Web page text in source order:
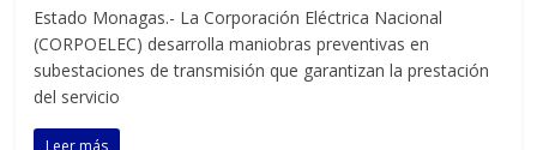
Estado Monagas.- La Corporación Eléctrica Nacional
(CORPOELEC) desarrolla maniobras preventivas en
subestaciones de transmisión que garantizan la prestación
del servicio